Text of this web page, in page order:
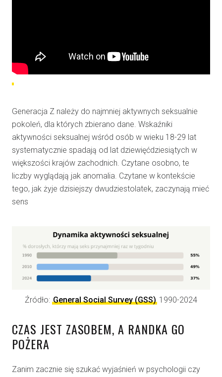
Generacja Z należy do najmniej aktywnych seksualnie
pokoleń, dla których zbierano dane. Wskaźniki
aktywności seksualnej wśród osób w wieku 18-29 lat
systematycznie spadają od lat dziewięćdziesiątych w
większości krajów zachodnich. Czytane osobno, te
liczby wyglądają jak anomalia. Czytane w kontekście
tego, jak żyje dzisiejszy dwudziestolatek, zaczynają mieć
sens
Źródło: General Social Survey (GSS) 1990-2024
CZAS JEST ZASOBEM, A RANDKA GO
POŻERA
Zanim zacznie się szukać wyjaśnień w psychologii czy